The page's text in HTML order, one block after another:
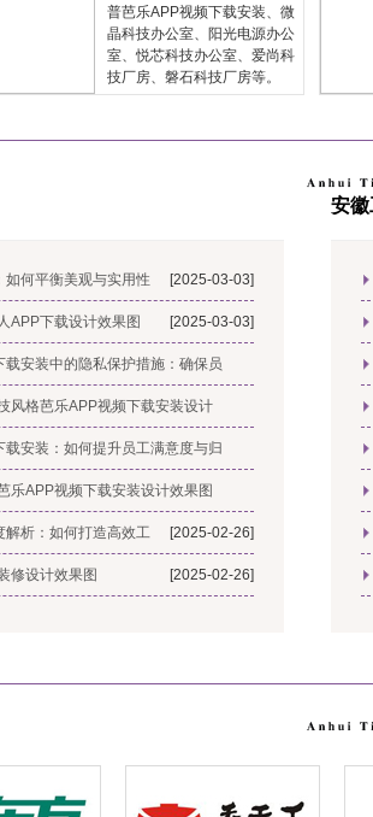
普芭乐APP视频下载安装、微
晶科技办公室、阳光电源办公
室、悦芯科技办公室、爱尚科
技厂房、磐石科技厂房等。
如何平衡美观与实用性 [2025-03-03]
APP下载设计效果图 [2025-03-03]
装中的隐私保护措施：确保员
[2025-02-28]
风格芭乐APP视频下载安装设计
[2025-02-28]
装：如何提升员工满意度与归
[2025-02-27]
乐APP视频下载安装设计效果图
[2025-02-27]
：如何打造高效工 [2025-02-26]
修设计效果图 [2025-02-26]
安